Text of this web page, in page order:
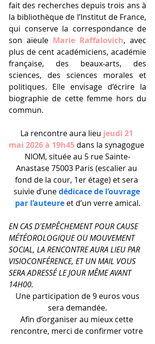
fait des recherches depuis trois ans à
la bibliothèque de l’Institut de France,
qui conserve la correspondance de
son aïeule Marie Raffalovich, avec
plus de cent académiciens, académie
française, des beaux-arts, des
sciences, des sciences morales et
politiques. Elle envisage d’écrire la
biographie de cette femme hors du
commun.
La rencontre aura lieu jeudi 21
mai 2026 à 19h45 dans la synagogue
NIOM, située au 5 rue Sainte-
Anastase 75003 Paris (escalier au
fond de la cour, 1er étage) et sera
suivie d’une dédicace de l’ouvrage
par l’auteure et d’un verre amical.
EN CAS D'EMPÊCHEMENT POUR CAUSE
MÉTÉOROLOGIQUE OU MOUVEMENT
SOCIAL, LA RENCONTRE AURA LIEU PAR
VISIOCONFÉRENCE, ET UN MAIL VOUS
SERA ADRESSÉ LE JOUR MÊME AVANT
14H00.
Une participation de 9 euros vous
sera demandée.
Afin d’organiser au mieux cette
rencontre, merci de confirmer votre